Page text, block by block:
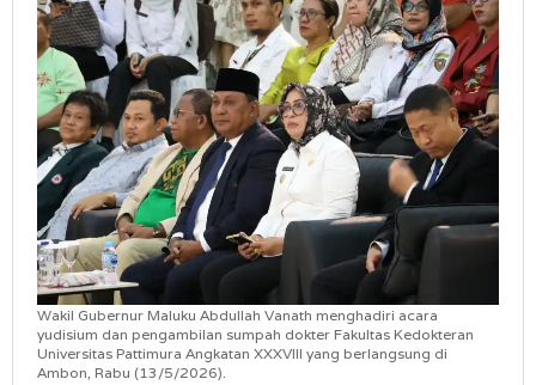
Wakil Gubernur Maluku Abdullah Vanath menghadiri acara
yudisium dan pengambilan sumpah dokter Fakultas Kedokteran
Universitas Pattimura Angkatan XXXVIII yang berlangsung di
Ambon, Rabu (13/5/2026).